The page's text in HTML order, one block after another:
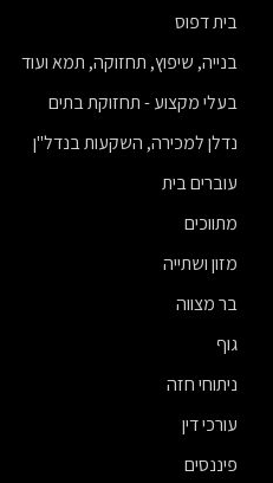
בית דפוס
בנייה, שיפוץ, תחזוקה, תמא ועוד
בעלי מקצוע - תחזוקת בתים
נדלן למכירה, השקעות בנדל"ן
עוברים בית
מתווכים
מזון ושתייה
בר מצווה
גוף
ניתוחי חזה
עורכי דין
פיננסים